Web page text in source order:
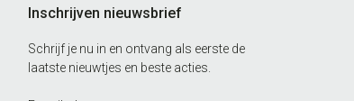
Inschrijven nieuwsbrief
Schrijf je nu in en ontvang als eerste de
laatste nieuwtjes en beste acties.